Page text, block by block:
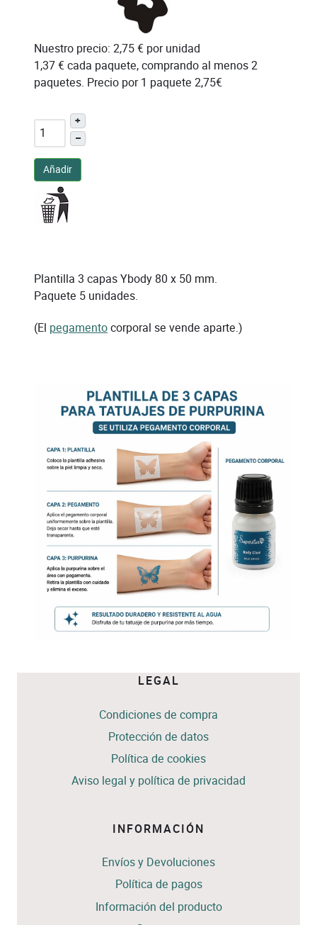
Nuestro precio: 2,75 € por unidad
1,37 €cada paquete, comprando al menos 2
paquetes. Precio por 1 paquete 2,75€
+
–
Añadir
Plantilla 3 capas Ybody 80 x 50 mm.
Paquete 5 unidades.
(El pegamentocorporal se vende aparte.)
LEGAL
Condiciones de compra
Protección de datos
Política de cookies
Aviso legal y política de privacidad
INFORMACIÓN
Envíos y Devoluciones
Política de pagos
Información del producto